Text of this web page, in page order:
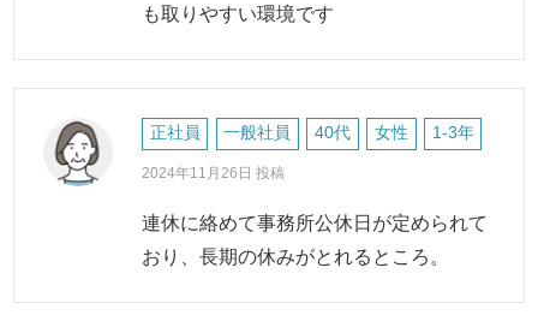
も取りやすい環境です
正社員 一般社員 40代 女性 1-3年
2024年11月26日 投稿
連休に絡めて事務所公休日が定められて
おり、長期の休みがとれるところ。